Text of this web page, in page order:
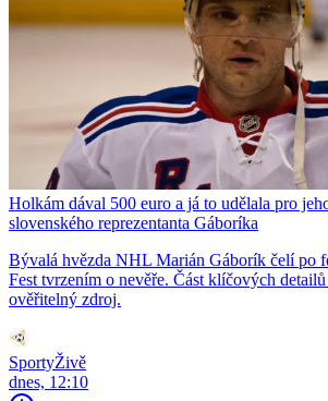
Holkám dával 500 euro a já to udělala pro
slovenského reprezentanta Gáboríka
Bývalá hvězda NHL Marián Gáborík čelí po
Fest tvrzením o nevěře. Část klíčových detailů
ověřitelný zdroj.
SportyŽivě
dnes, 12:10